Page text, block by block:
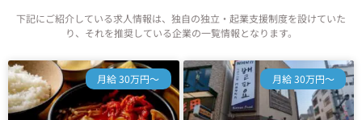
下記にご紹介している求人情報は、独自の独立・起業支援制度を設けていた
り、それを推奨している企業の一覧情報となります。
月給 30万円～ 月給 30万円～